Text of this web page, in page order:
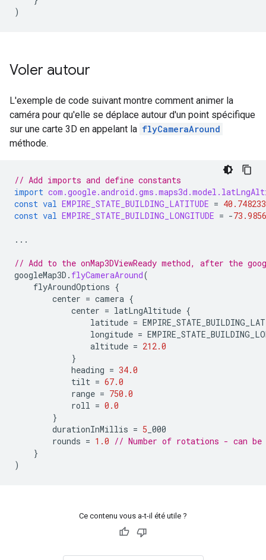
)
Voler autour
L'exemple de code suivant montre comment animer la
caméra pour qu'elle se déplace autour d'un point spécifique
sur une carte 3D en appelant la flyCameraAround
méthode.
// Add imports and define constants
import
const val EMPIRE_STATE_BUILDING_LATITUDE = 40.748233
const val EMPIRE_STATE_BUILDING_LONGITUDE = -
...
// Add to the onMap3DViewReady method, after the
googleMap3D . flyCameraAround(
flyAroundOptions {
center = camera {
center = latLngAltitude {
latitude =
longitude =
altitude = 212.0
}
heading = 34.0
tilt = 67.0
range = 750.0
roll = 0.0
}
durationInMillis = 5 _000
rounds = 1.0 // Number of rotations - can
}
)
Ce contenu vous a-t-il été utile ?